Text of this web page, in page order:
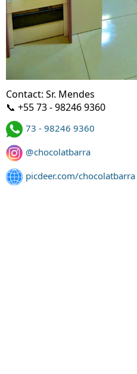
Contact: Sr. Mendes
📞 +55 73 - 98246 9360
73 - 98246 9360
@chocolatbarra
picdeer.com/chocolatbarra